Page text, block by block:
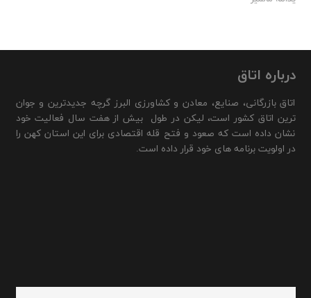
درباره اتاق
اتاق بازرگانی، صنایع، معادن و کشاورزی البرز گرچه جدیدترین و جوان
ترین اتاق کشور است، لیکن در طول بیش از هفت سال فعالیت خود
نشان داده است که صعود و فتح قله اقتصادی برای این استان کهن را
در اولویت برنامه های خود قرار داده است.